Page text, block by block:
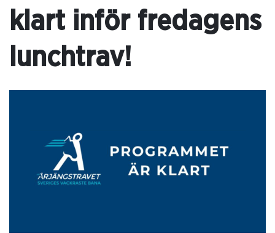
klart inför fredagens
lunchtrav!